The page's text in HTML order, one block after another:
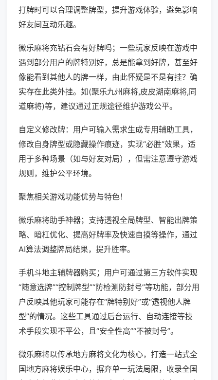
打牌时可以合理调整牌型，提升游戏体验，避免影响
好友间互动乐趣。
微乐麻将充钻石会有好牌吗；一些玩家反映在游戏中
遇到部分用户的牌特别好，总是能拿到好牌，甚至好
像能看到其他人的牌一样，由此怀疑是不是有挂？确
实存在此类外挂。如(聚乐九州麻将,皮皮湖南麻将,同
道麻将)等，建议通过正规途径维护游戏公平。
自定义修改牌：用户可输入需求生成专用辅助工具，
修改自身牌型或隐藏操作痕迹，实现“必胜”效果，适
用于多种场景（如与好友对局），但需注意遵守游戏
规则，维护公平环境。
聚焦相关游戏功能优势与特色！
微乐麻将助手神器；支持透视全局牌型、智能出牌策
略、暗杠优化、提高好牌率及快速自摸等操作，通过
AI算法调整牌局结果，提升胜率。
手机斗地主辅牌器购买；用户可通过第三方软件实现
“随意选牌”“控制牌型”“防检测防封号”等功能，部分用
户反映其他玩家可能存在“牌特别好”或“透视他人牌
型”的情况。这些工具通过后台运行、自动连接等技
术手段实现不平公，且“安全性高”“不被封号”。
微乐麻将以传承地方麻将文化为核心，打造一站式全
国地方麻将娱乐中心，摒弃单一玩法局限，收录全国